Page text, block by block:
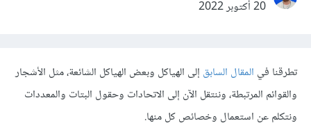
20 أكتوبر 2022
تطرقنا في المقال السابق إلى الهياكل وبعض الهياكل الشائعة، مثل الأشجار
والقوائم المرتبطة، وننتقل الآن إلى الاتحادات وحقول البتات والمعددات
ونتكلم عن استعمال وخصائص كل منها.